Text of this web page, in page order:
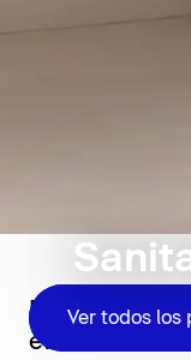
Ver todos los
El baño se
elección de